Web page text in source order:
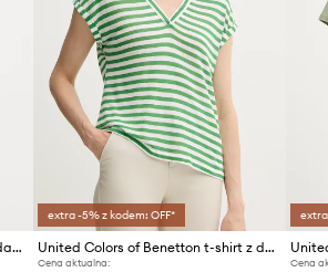
United Colors of Benetton t-shirt damski bawełniany
extra -5% z kodem: OFF*
United Colors of Benetton t-shirt z domieszką lnu
Cena aktualna:
extra
Cena